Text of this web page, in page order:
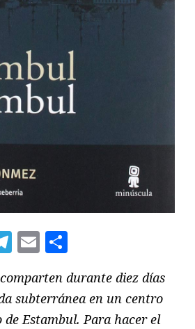
Telegram
Email
durante diez días
subterránea en un centro
Estambul. Para hacer el